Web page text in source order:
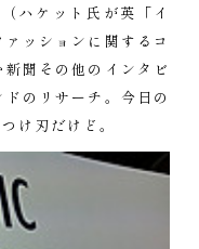
ケット氏が英「イ
ッションに関するコ
聞その他のインタビ
のリサーチ。今日の
け刃だけど。